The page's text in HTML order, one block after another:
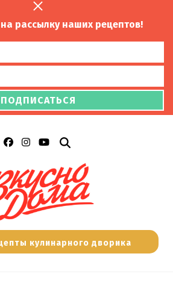
рассылку наших рецептов!
кулинарного дворика